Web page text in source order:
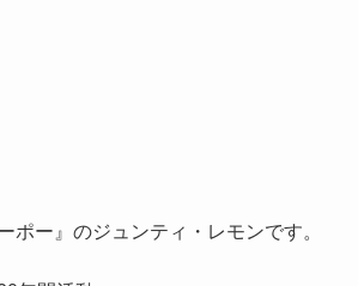
ポー』のジュンティ・レモンです。